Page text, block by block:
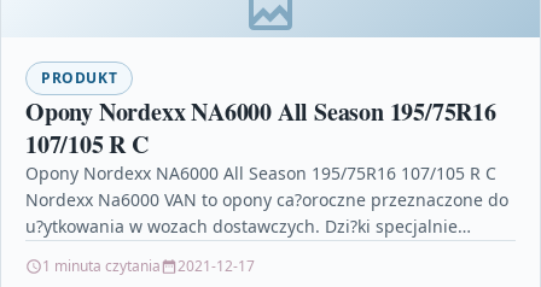
PRODUKT
Opony Nordexx NA6000 All Season 195/75R16
107/105 R C
Opony Nordexx NA6000 All Season 195/75R16 107/105 R C
Nordexx Na6000 VAN to opony ca?oroczne przeznaczone do
u?ytkowania w wozach dostawczych. Dzi?ki specjalnie
1 minuta czytania 2021-12-17